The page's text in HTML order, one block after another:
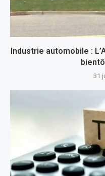
Industrie automobile :
31